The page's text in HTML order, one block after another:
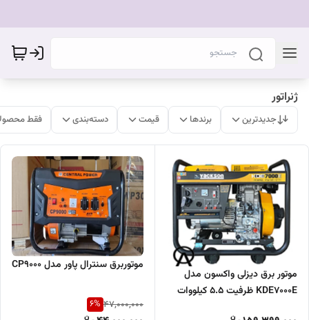
ژنراتور
جدیدترین برندها قیمت دسته‌بندی فقط
موتور برق دیزلی واکسون مدل
KDE7000E ظرفیت ۵.۵ کیلووات
موتوربرق سنترال پاور مدل CP9000
47,000,000
6%